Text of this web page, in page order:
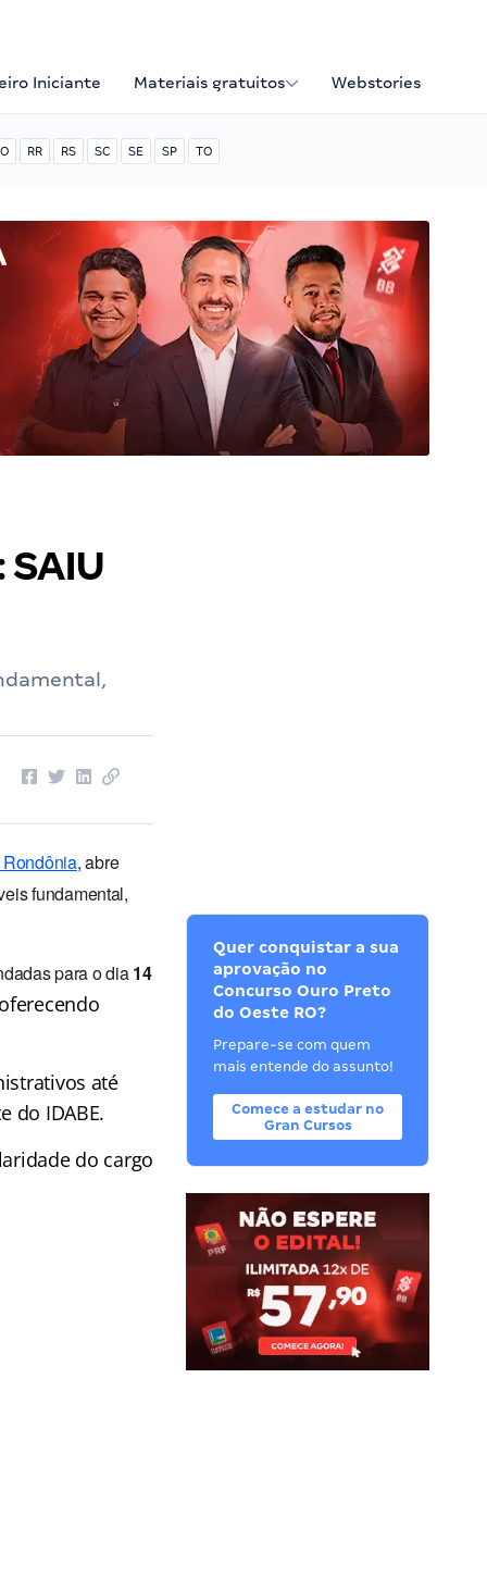
Iniciante Materiais gratuitos Webstories
RR RS SC SE SP TO
Rondônia, abre
fundamental,
para o dia14
até
do IDABE.
do cargo
Quer conquistar a sua
aprovação no
Concurso Ouro Preto
do Oeste RO?
Prepare-se com quem
mais entende do assunto!
Comece a estudar no
Gran Cursos